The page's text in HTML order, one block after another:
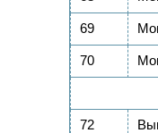
69
70
72